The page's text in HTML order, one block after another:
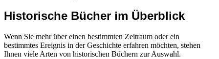
Historische Bücher im Überblick
Wenn Sie mehr über einen bestimmten Zeitraum oder ein
bestimmtes Ereignis in der Geschichte erfahren möchten, stehen
Ihnen viele Arten von historischen Büchern zur Auswahl.